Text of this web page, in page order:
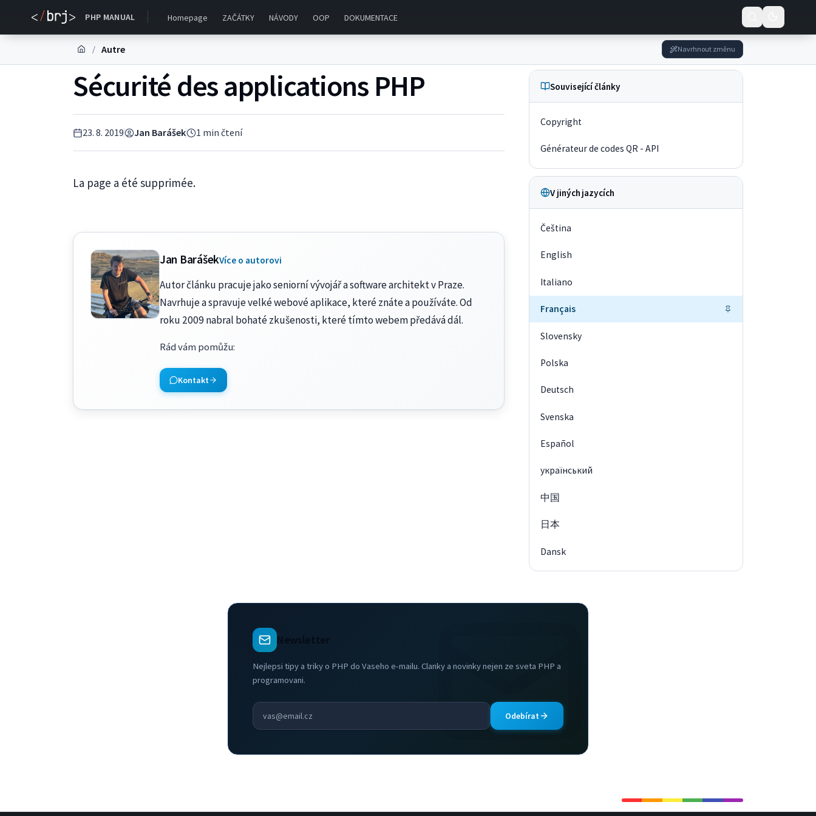
PHP MANUAL Homepage ZAČÁTKY NÁVODY OOP DOKUMENTACE
/ Autre Navrhnout změnu
Sécurité des applications PHP
23. 8. 2019 Jan Barášek 1 min čtení
La page a été supprimée.
Jan BarášekVíce o autorovi
Autor článku pracuje jako seniorní vývojář a software architekt v Praze.
Navrhuje a spravuje velké webové aplikace, které znáte a používáte. Od
roku 2009 nabral bohaté zkušenosti, které tímto webem předává dál.
Rád vám pomůžu:
Kontakt
Související články
Copyright
Générateur de codes QR - API
V jiných jazycích
Čeština
English
Italiano
Français
Slovensky
Polska
Deutsch
Svenska
Español
український
中国
日本
Dansk
Newsletter
Nejlepsi tipy a triky o PHP do Vaseho e-mailu. Clanky a novinky nejen ze sveta PHP a
programovani.
Odebírat